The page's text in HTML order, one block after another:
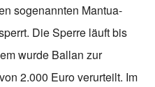
sogenannten Mantua-
Die Sperre läuft bis
wurde Ballan zur
2.000 Euro verurteilt. Im